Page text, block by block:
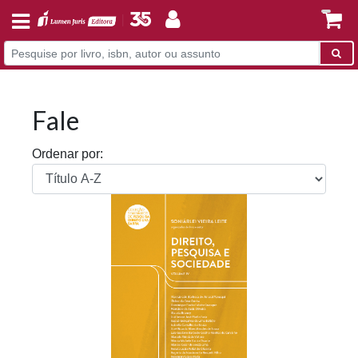
Fale
Ordenar por: